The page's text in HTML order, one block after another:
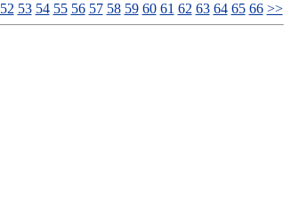
52 53 54 55 56 57 58 59 60 61 62 63 64 65 66 >>